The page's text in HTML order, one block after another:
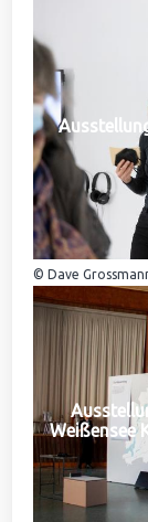
© Dave
Weißensee